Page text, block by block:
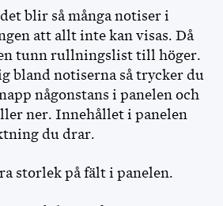
blir så många notiser i
att allt inte kan visas. Då
tunn rullningslist till höger.
bland notiserna så trycker du
någonstans i panelen och
ner. Innehållet i panelen
du drar.
storlek på fält i panelen.